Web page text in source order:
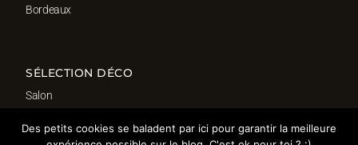
Bordeaux
SÉLECTION DÉCO
Salon
Salle de bain
Des petits cookies se baladent par ici pour garantir la meilleure